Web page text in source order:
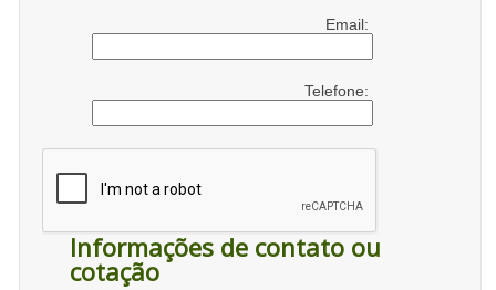
Email:
Telefone:
Informações de contato ou
cotação